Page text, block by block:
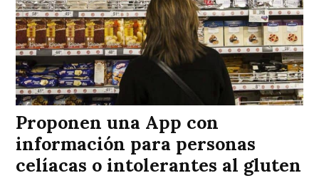
Proponen una App con
información para personas
celíacas o intolerantes al gluten